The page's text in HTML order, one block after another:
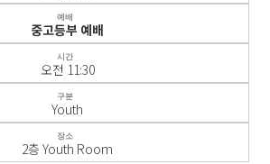
예배
중고등부 예배
시간
오전 11:30
구분
Youth
장소
2층 Youth Room